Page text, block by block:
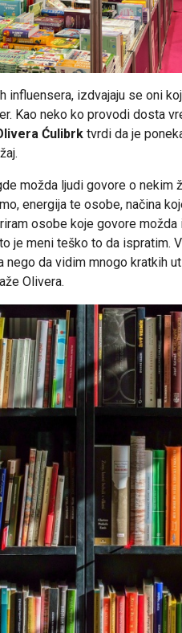
influensera, izdvajaju se oni
Kao neko ko provodi dosta
Ćulibrk tvrdi da je
možda ljudi govore o nekim
energija te osobe, načina
osobe koje govore možda
je meni teško to da ispratim.
nego da vidim mnogo kratkih
Olivera.